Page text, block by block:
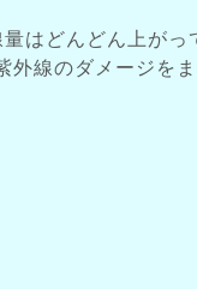
はどんどん上がっ
外線のダメージを